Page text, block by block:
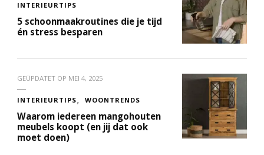
INTERIEURTIPS
5 schoonmaakroutines die je tijd
én stress besparen
GEÜPDATET OP MEI 4, 2025
INTERIEURTIPS WOONTRENDS
Waarom iedereen mangohouten
meubels koopt (en jij dat ook
moet doen)